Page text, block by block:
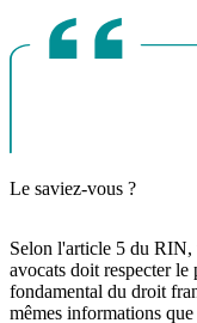
Le saviez-vous ?
Selon l'article 5 du RIN,
avocats doit respecter
fondamental du droit
mêmes informations